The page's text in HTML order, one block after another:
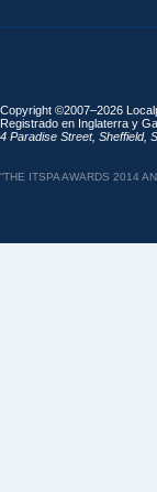
Copyright ©2007–2026
Registrado en Inglaterra y
4 Paradise Street, Sheffield,
“THE ITSPA AWARDS 2014